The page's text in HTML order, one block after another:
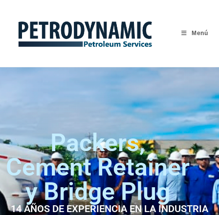
Menú
Packers,
Cement Retainer
y BridgePlug
14 AÑOS DE EXPERIENCIA EN LA INDUSTRIA